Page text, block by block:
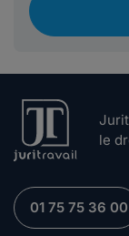
le
01 75 75 36 00